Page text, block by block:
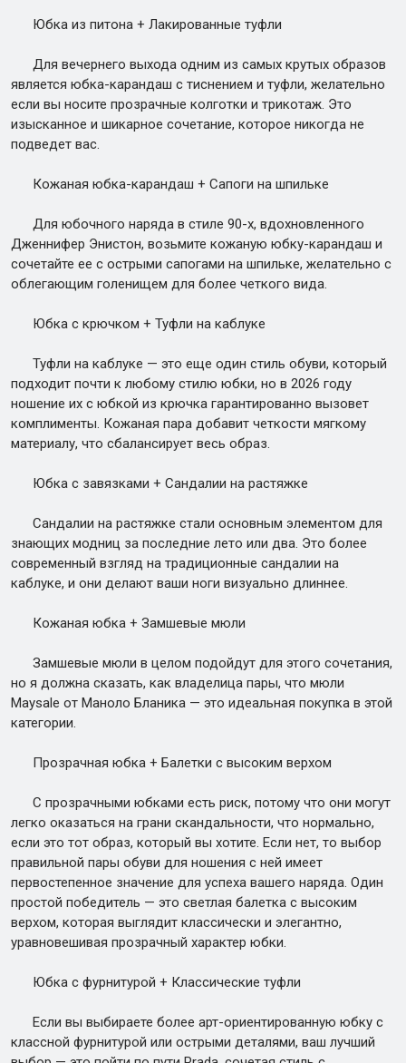
Юбка из питона + Лакированные туфли
Для вечернего выхода одним из самых крутых образов
является юбка-карандаш с тиснением и туфли, желательно
если вы носите прозрачные колготки и трикотаж. Это
изысканное и шикарное сочетание, которое никогда не
подведет вас.
Кожаная юбка-карандаш + Сапоги на шпильке
Для юбочного наряда в стиле 90-х, вдохновленного
Дженнифер Энистон, возьмите кожаную юбку-карандаш и
сочетайте ее с острыми сапогами на шпильке, желательно с
облегающим голенищем для более четкого вида.
Юбка с крючком + Туфли на каблуке
Туфли на каблуке — это еще один стиль обуви, который
подходит почти к любому стилю юбки, но в 2026 году
ношение их с юбкой из крючка гарантированно вызовет
комплименты. Кожаная пара добавит четкости мягкому
материалу, что сбалансирует весь образ.
Юбка с завязками + Сандалии на растяжке
Сандалии на растяжке стали основным элементом для
знающих модниц за последние лето или два. Это более
современный взгляд на традиционные сандалии на
каблуке, и они делают ваши ноги визуально длиннее.
Кожаная юбка + Замшевые мюли
Замшевые мюли в целом подойдут для этого сочетания,
но я должна сказать, как владелица пары, что мюли
Maysale от Маноло Бланика — это идеальная покупка в этой
категории.
Прозрачная юбка + Балетки с высоким верхом
С прозрачными юбками есть риск, потому что они могут
легко оказаться на грани скандальности, что нормально,
если это тот образ, который вы хотите. Если нет, то выбор
правильной пары обуви для ношения с ней имеет
первостепенное значение для успеха вашего наряда. Один
простой победитель — это светлая балетка с высоким
верхом, которая выглядит классически и элегантно,
уравновешивая прозрачный характер юбки.
Юбка с фурнитурой + Классические туфли
Если вы выбираете более арт-ориентированную юбку с
классной фурнитурой или острыми деталями, ваш лучший